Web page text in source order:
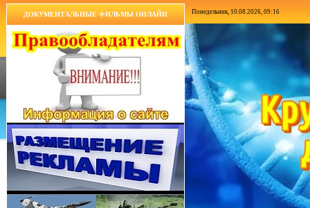
ДОКУМЕНТАЛЬНЫЕ ФИЛЬМЫ ОНЛАЙН Понедельник, 10.08.2026, 09:16